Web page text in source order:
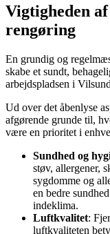
Vigtigheden
rengøring
En grundig og
skabe et sundt,
arbejdspladsen i
Ud over det åbenlyse
afgørende grunde til,
være en prioritet i
Sundhed og
støv, allergener,
sygdomme og
en bedre
indeklima.
Luftkvalitet:
luftkvaliteten